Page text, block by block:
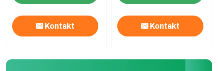
Kontakt Kontakt